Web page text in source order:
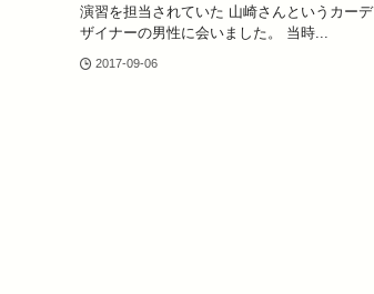
演習を担当されていた 山崎さんというカーデ
ザイナーの男性に会いました。 当時...
2017-09-06